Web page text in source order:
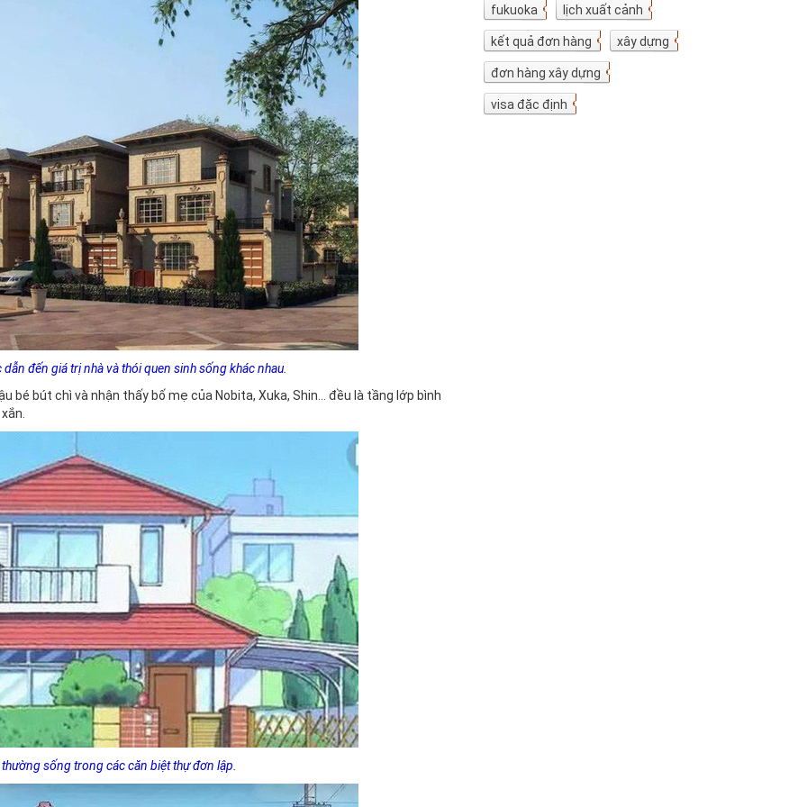
đến giá trị nhà và thói quen sinh sống khác nhau.
bé bút chì và nhận thấy bố mẹ của Nobita, Xuka, Shin... đều là tầng lớp bình
sống trong các căn biệt thự đơn lập.
fukuoka
7 lịch xuất cảnh
7
kết quả đơn hàng
5 xây dựng
4
đơn hàng xây dựng
4
visa đặc định
3